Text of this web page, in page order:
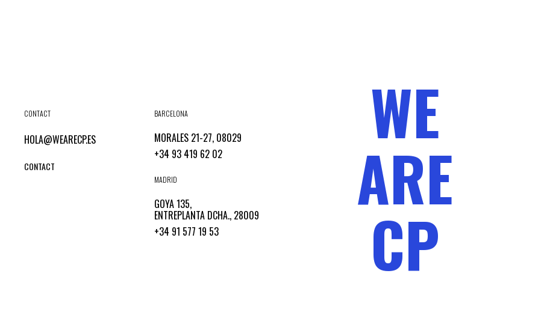
WE
ARE
CP
CONTACT
HOLA@WEARECP.ES
CONTACT
BARCELONA
MORALES 21-27, 08029
+34 93 419 62 02
MADRID
GOYA 135,
ENTREPLANTA DCHA., 28009
+34 91 577 19 53